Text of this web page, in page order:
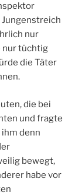
nur
nur tüchtig
die Täter
die bei
und fragte
denn
bewegt,
habe vor